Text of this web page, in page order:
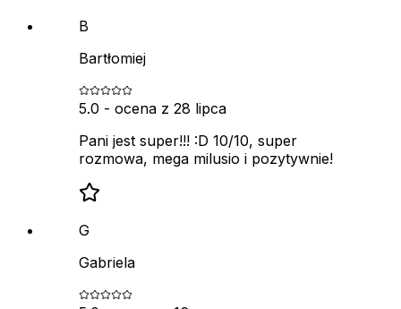
B
Bartłomiej
5.0 - ocena z 28 lipca
Pani jest super!!! :D 10/10, super
rozmowa, mega milusio i pozytywnie!
G
Gabriela